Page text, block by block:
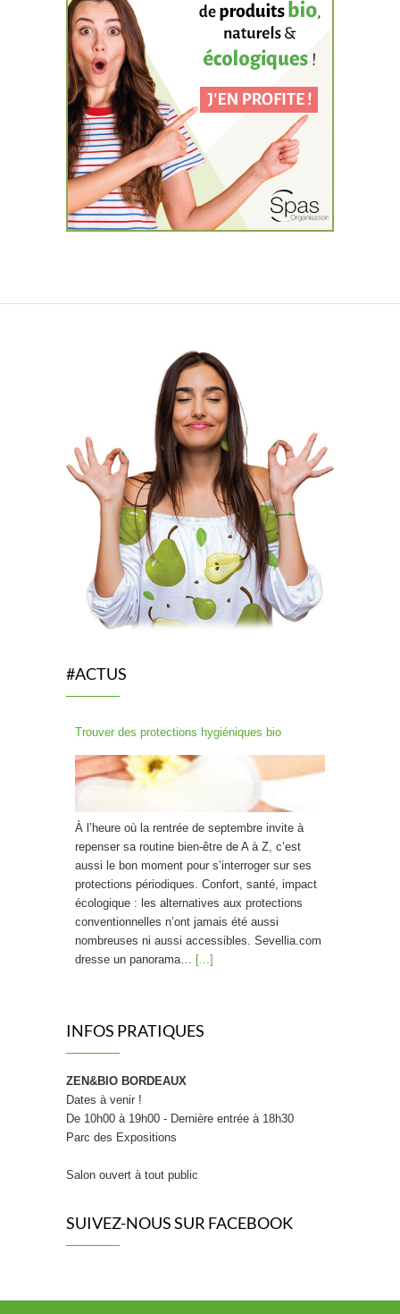
#ACTUS
Trouver des protections hygiéniques bio
À l’heure où la rentrée de septembre invite à
repenser sa routine bien-être de A à Z, c’est
aussi le bon moment pour s’interroger sur ses
protections périodiques. Confort, santé, impact
écologique : les alternatives aux protections
conventionnelles n’ont jamais été aussi
nombreuses ni aussi accessibles. Sevellia.com
dresse un panorama… [...]
Craquer pour un bonbon sans culpabiliser, et
donner à ses enfants le goût du sain plutôt que
celui du sucre blanc raffiné : c’est la promesse
les bonbons 100% chimiques qui font grincer
confiserie repensée, qui transforme…[...]
INFOS PRATIQUES
ZEN&BIO BORDEAUX
Dates à venir !
De 10h00 à 19h00 - Dernière entrée à 18h30
Parc des Expositions
Salon ouvert à tout public
SUIVEZ-NOUS SUR FACEBOOK